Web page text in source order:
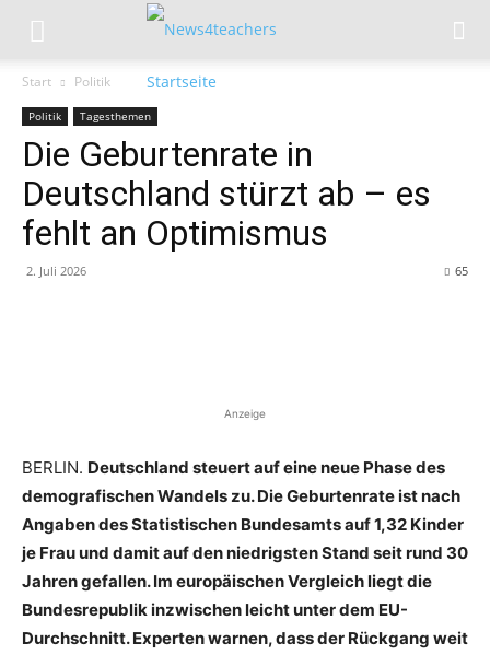
Start Politik
Politik Tagesthemen
Die Geburtenrate in
Deutschland stürzt ab – es
fehlt an Optimismus
2. Juli 2026 65
Anzeige
BERLIN. Deutschland steuert auf eine neue Phase des
demografischen Wandels zu. Die Geburtenrate ist nach
Angaben des Statistischen Bundesamts auf 1,32 Kinder
je Frau und damit auf den niedrigsten Stand seit rund 30
Jahren gefallen. Im europäischen Vergleich liegt die
Bundesrepublik inzwischen leicht unter dem EU-
Durchschnitt. Experten warnen, dass der Rückgang weit